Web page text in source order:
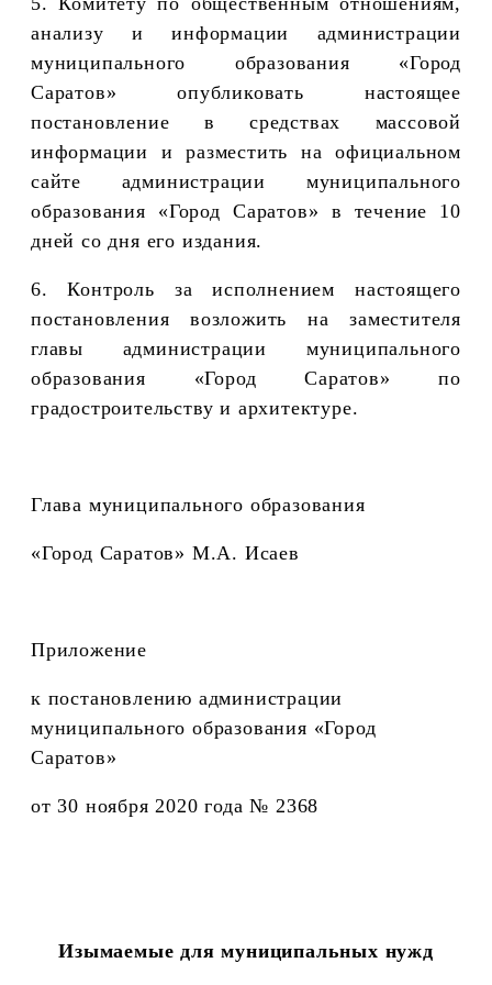
анализу и информации администрации
муниципального образования «Город
Саратов» опубликовать настоящее
постановление в средствах массовой
информации и разместить на официальном
сайте администрации муниципального
образования «Город Саратов» в течение 10
дней со дня его издания.
6. Контроль за исполнением настоящего
постановления возложить на заместителя
главы администрации муниципального
образования «Город Саратов» по
градостроительству и архитектуре.
Глава муниципального образования
«Город Саратов» М.А. Исаев
Приложение
к постановлению администрации
муниципального образования «Город
Саратов»
от 30 ноября 2020 года № 2368
Изымаемые для муниципальных нужд